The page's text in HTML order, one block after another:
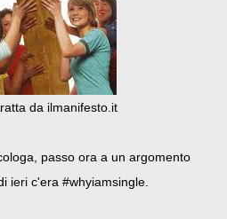
da ilmanifesto.it
passo ora a un argomento
ieri c'era #whyiamsingle.